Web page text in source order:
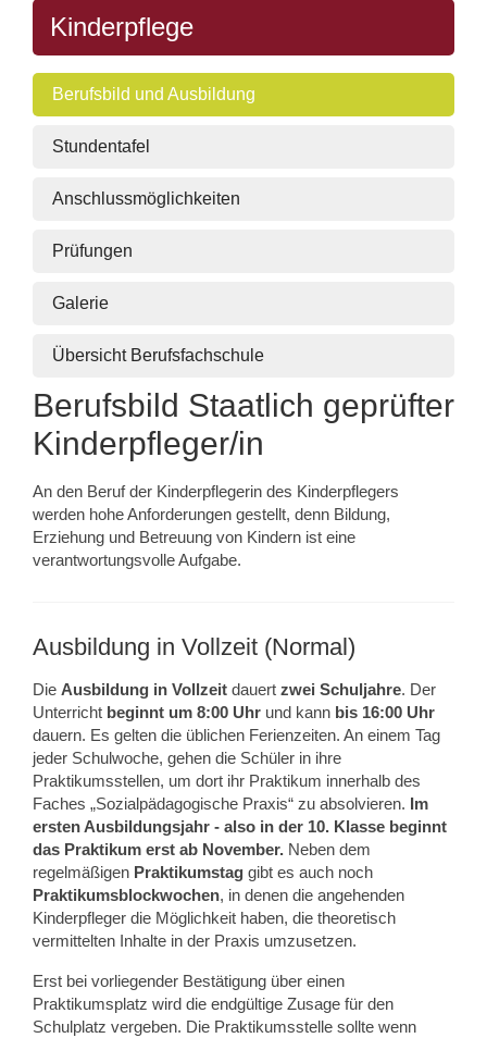
Kinderpflege
Berufsbild und Ausbildung
Stundentafel
Anschlussmöglichkeiten
Prüfungen
Galerie
Übersicht Berufsfachschule
Berufsbild Staatlich geprüfter
Kinderpfleger/in
An den Beruf der Kinderpflegerin des Kinderpflegers
werden hohe Anforderungen gestellt, denn Bildung,
Erziehung und Betreuung von Kindern ist eine
verantwortungsvolle Aufgabe.
Ausbildung in Vollzeit (Normal)
Die Ausbildung in Vollzeit dauert zwei Schuljahre. Der
Unterricht beginnt um 8:00 Uhr und kann bis 16:00 Uhr
dauern. Es gelten die üblichen Ferienzeiten. An einem Tag
jeder Schulwoche, gehen die Schüler in ihre
Praktikumsstellen, um dort ihr Praktikum innerhalb des
Faches „Sozialpädagogische Praxis“ zu absolvieren. Im
ersten Ausbildungsjahr - also in der 10. Klasse beginnt
das Praktikum erst ab November. Neben dem
regelmäßigen Praktikumstag gibt es auch noch
Praktikumsblockwochen, in denen die angehenden
Kinderpfleger die Möglichkeit haben, die theoretisch
vermittelten Inhalte in der Praxis umzusetzen.
Erst bei vorliegender Bestätigung über einen
Praktikumsplatz wird die endgültige Zusage für den
Schulplatz vergeben. Die Praktikumsstelle sollte wenn